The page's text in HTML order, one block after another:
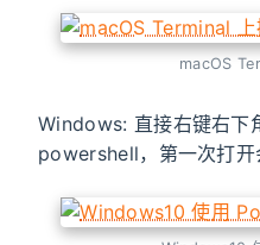
macOS
Windows: 直接右键右下
powershell，第一次打